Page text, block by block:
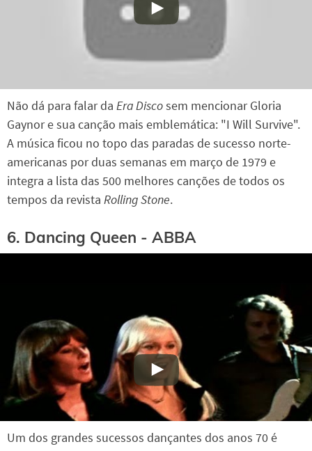
Não dá para falar da Era Discosem mencionar Gloria
Gaynor e sua canção mais emblemática: "I Will Survive".
A música ficou no topo das paradas de sucesso norte-
americanas por duas semanas em março de 1979 e
integra a lista das 500 melhores canções de todos os
tempos da revista Rolling Stone.
6. Dancing Queen - ABBA
Um dos grandes sucessos dançantes dos anos 70 é